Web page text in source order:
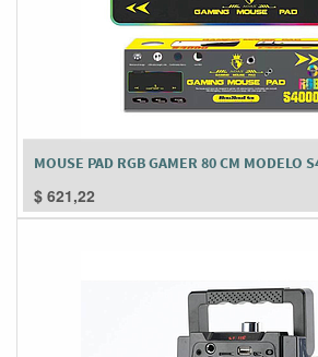
MOUSE PAD RGB GAMER 80 CM MODELO
$ 621,22